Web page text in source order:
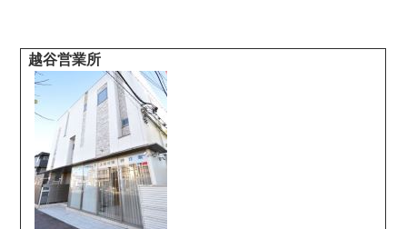
越谷営業所